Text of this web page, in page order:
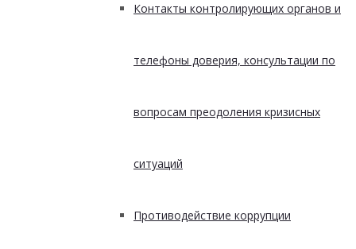
Контакты контролирующих органов и
телефоны доверия, консультации по
вопросам преодоления кризисных
ситуаций
Противодействие коррупции